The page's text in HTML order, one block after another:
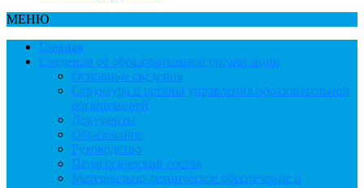
МЕНЮ
Главная
Сведения об образовательной организации
Основные сведения
Структура и органы управления образовательной
организацией
Документы
Образование
Руководство
Педагогический состав
Материально-техническое обеспечение и